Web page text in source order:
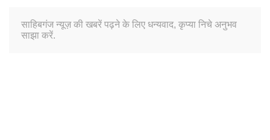
साहिबगंज न्यूज़ की खबरें पढ़ने के लिए धन्यवाद, कृप्या निचे अनुभव
साझा करें.